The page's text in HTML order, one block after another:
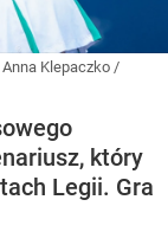
Anna Klepaczko /
który
Legii. Gra